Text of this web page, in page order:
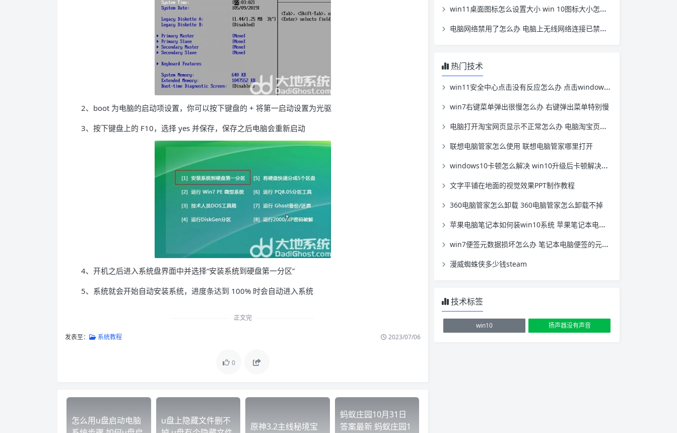
2、boot 为电脑的启动项设置，你可以按下键盘的 + 将第一启动设置为光驱
3、按下键盘上的 F10，选择 yes 并保存，保存之后电脑会重新启动
4、开机之后进入系统盘界面中并选择“安装系统到硬盘第一分区”
5、系统就会开始自动安装系统，进度条达到 100% 时会自动进入系统
正文完
发表至： 系统教程 2023/07/06
0
怎么用u盘启动电脑
u盘上隐藏文件删不
原神3.2主线秘境宝
蚂蚁庄园10月31日
答案最新 蚂蚁庄园1
win11桌面图标怎么设置大小 win 10图标大小怎么设置
电脑网络禁用了怎么办 电脑上无线网络连接已禁用怎么办
热门技术
win11安全中心点击没有反应怎么办 点击windows安全中心没有反应
win7右键菜单弹出很慢怎么办 右键弹出菜单特别慢
电脑打开淘宝网页显示不正常怎么办 电脑淘宝页面打不开
联想电脑管家怎么使用 联想电脑管家哪里打开
windows10卡顿怎么解决 win10升级后卡顿解决方法
文字平铺在地面的视觉效果PPT制作教程
360电脑管家怎么卸载 360电脑管家怎么卸载不掉
苹果电脑笔记本如何装win10系统 苹果笔记本电脑怎样装win10系统
win7便签元数据损坏怎么办 笔记本电脑便签的元数据已被损坏怎么办
漫威蜘蛛侠多少钱steam
技术标签
win10 扬声器没有声音